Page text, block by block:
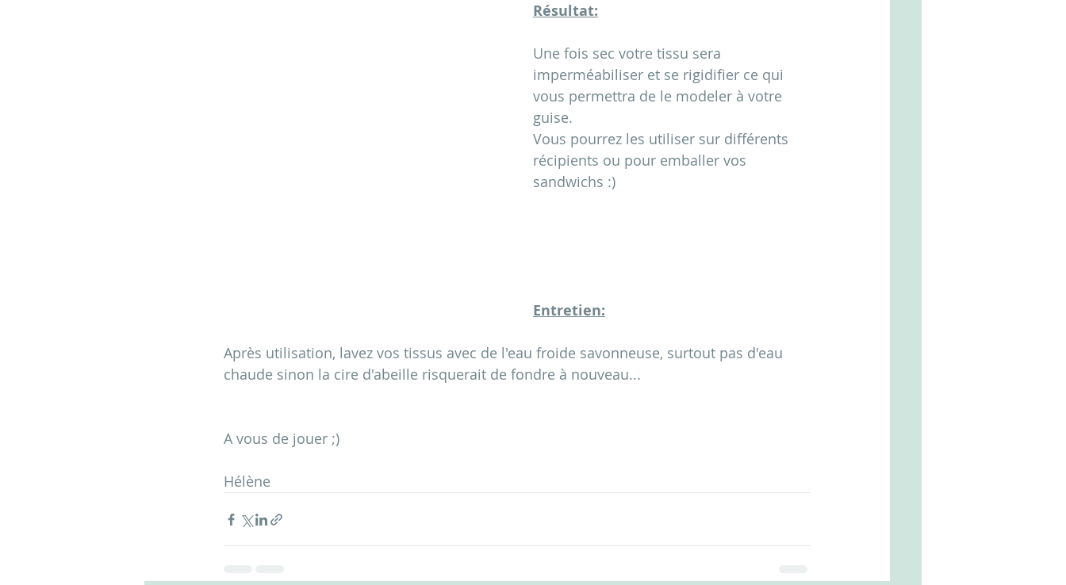
Résultat:
Une fois sec votre tissu sera
imperméabiliser et se rigidifier ce qui
vous permettra de le modeler à votre
guise.
Vous pourrez les utiliser sur différents
récipients ou pour emballer vos
sandwichs :)
Entretien:
Après utilisation, lavez vos tissus avec de l'eau froide savonneuse, surtout pas d'eau
chaude sinon la cire d'abeille risquerait de fondre à nouveau...
A vous de jouer ;)
Hélène